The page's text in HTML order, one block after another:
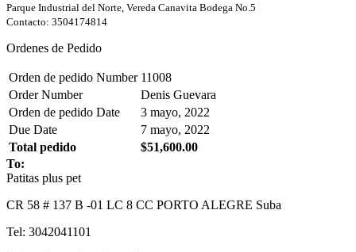
Parque Industrial del Norte, Vereda Canavita Bodega No.5
Contacto: 3504174814
Ordenes de Pedido
Orden de pedido Number 11008
Order Number
Denis Guevara
Orden de pedido Date
3 mayo, 2022
Due Date
7 mayo, 2022
Total pedido
$51,600.00
To:
Patitas plus pet
CR 58 # 137 B -01 LC 8 CC PORTO ALEGRE Suba
Tel: 3042041101